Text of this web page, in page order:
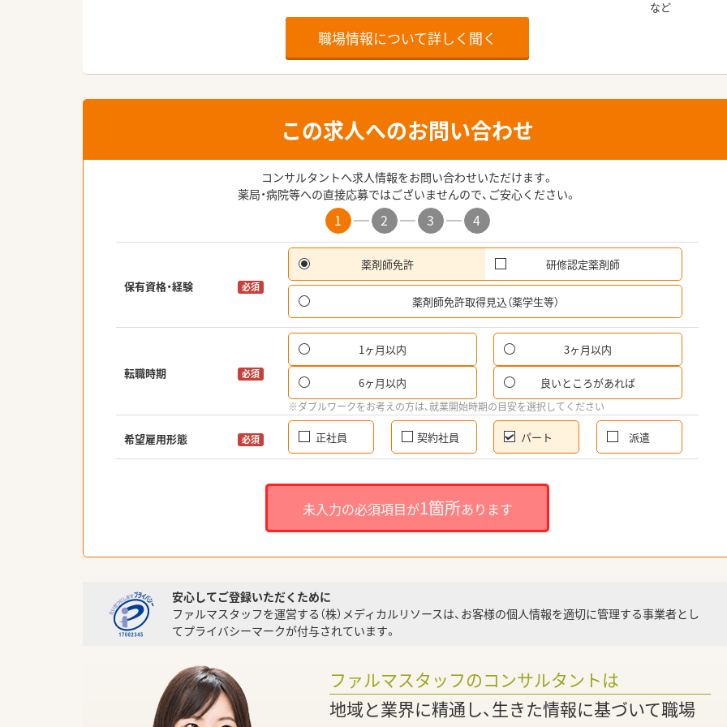
職場情報について詳しく聞く
この求人へのお問い合わせ
コンサルタントへ求人情報をお問い合わせいただけます。
薬局・病院等への直接応募ではございませんので、ご安心ください。
1 2 3 4
保有資格・経験 必須
薬剤師免許 研修認定薬剤師
薬剤師免許取得見込（薬学生等）
転職時期 必須
1ヶ月以内 3ヶ月以内
6ヶ月以内 良いところがあれば
※ダブルワークをお考えの方は、就業開始時期の目安を選択してください
希望雇用形態 必須 正社員 契約社員 パート 派遣
未入力の必須項目が1箇所あります
安心してご登録いただくために
ファルマスタッフを運営する（株）メディカルリソースは、お客様の個人情報を適切に管理する事業者とし
てプライバシーマークが付与されています。
ファルマスタッフのコンサルタントは
地域と業界に精通し、生きた情報に基づいて職場